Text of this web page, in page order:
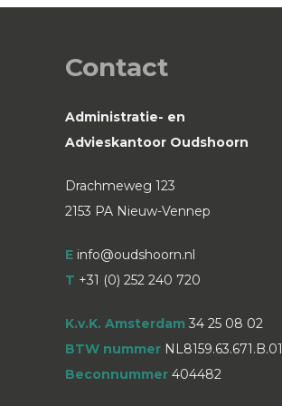
Contact
Administratie- en
Advieskantoor Oudshoorn
Drachmeweg 123
2153 PA Nieuw-Vennep
E info@oudshoorn.nl
T +31 (0) 252 240 720
K.v.K. Amsterdam 34 25 08 02
BTW nummer NL8159.63.671.B.01
Beconnummer 404482